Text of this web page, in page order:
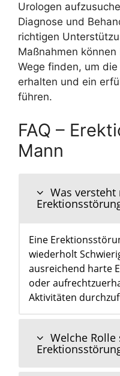
Urologen
Diagnose und
richtigen
Maßnahmen
Wege finden, um
erhalten und ein
führen.
FAQ –
Mann
Was
Eine
wiederholt
ausreichend harte
oder
Aktivitäten
Welche